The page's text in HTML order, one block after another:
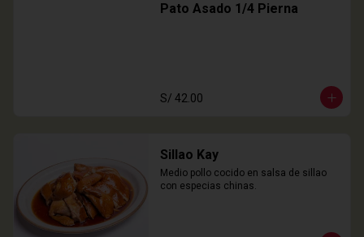
Pato Asado 1/4 Pierna
S/ 42.00
Sillao Kay
Medio pollo cocido en salsa de sillao
con especias chinas.